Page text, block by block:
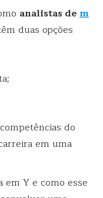
analistas dem
duas opções
do
em uma
em Y e como esse